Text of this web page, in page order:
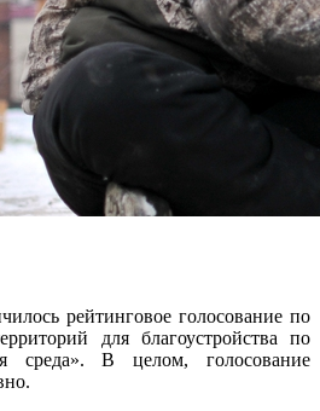
рейтинговое голосование по
для благоустройства по
среда». В целом, голосование